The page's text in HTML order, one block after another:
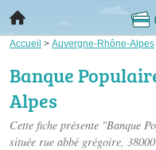
Accueil > Auvergne-Rhône-Alpes
Banque
Alpes
Cette fiche présente "Banque
située rue abbé grégoire,